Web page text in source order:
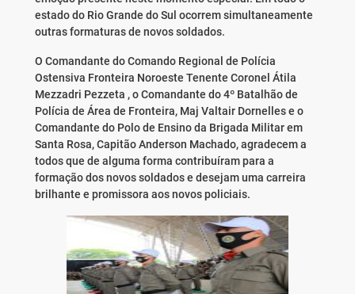
estado do Rio Grande do Sul ocorrem simultaneamente
outras formaturas de novos soldados.
O Comandante do Comando Regional de Polícia
Ostensiva Fronteira Noroeste Tenente Coronel Átila
Mezzadri Pezzeta , o Comandante do 4º Batalhão de
Polícia de Área de Fronteira, Maj Valtair Dornelles e o
Comandante do Polo de Ensino da Brigada Militar em
Santa Rosa, Capitão Anderson Machado, agradecem a
todos que de alguma forma contribuíram para a
formação dos novos soldados e desejam uma carreira
brilhante e promissora aos novos policiais.